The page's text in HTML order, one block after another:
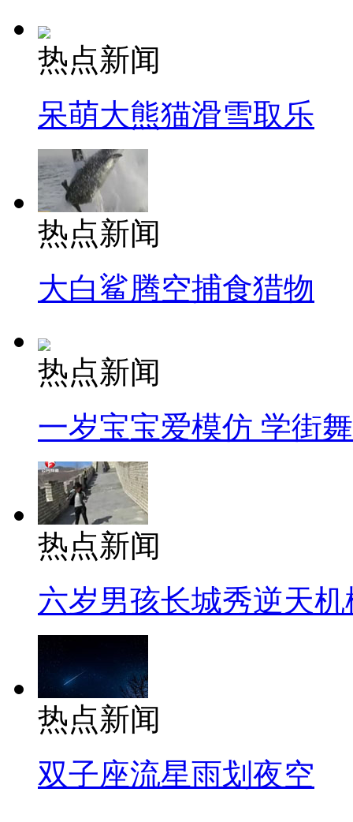
热点新闻
呆萌大熊猫滑雪取乐
热点新闻
大白鲨腾空捕食猎物
热点新闻
一岁宝宝爱模仿 学街
热点新闻
六岁男孩长城秀逆天机
热点新闻
双子座流星雨划夜空